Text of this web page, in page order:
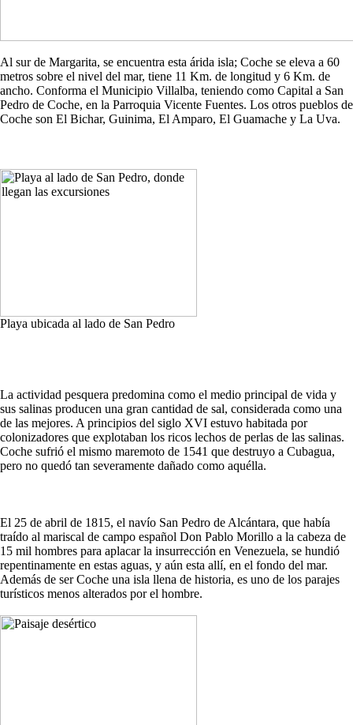
Al sur de Margarita, se encuentra esta árida isla; Coche se eleva a 60
metros sobre el nivel del mar, tiene 11 Km. de longitud y 6 Km. de
ancho. Conforma el Municipio Villalba, teniendo como Capital a San
Pedro de Coche, en la Parroquia Vicente Fuentes. Los otros pueblos de
Coche son El Bichar, Guinima, El Amparo, El Guamache y La Uva.
Playa ubicada al lado de San Pedro
La actividad pesquera predomina como el medio principal de vida y
sus salinas producen una gran cantidad de sal, considerada como una
de las mejores. A principios del siglo XVI estuvo habitada por
colonizadores que explotaban los ricos lechos de perlas de las salinas.
Coche sufrió el mismo maremoto de 1541 que destruyo a Cubagua,
pero no quedó tan severamente dañado como aquélla.
El 25 de abril de 1815, el navío San Pedro de Alcántara, que había
traído al mariscal de campo español Don Pablo Morillo a la cabeza de
15 mil hombres para aplacar la insurrección en Venezuela, se hundió
repentinamente en estas aguas, y aún esta allí, en el fondo del mar.
Además de ser Coche una isla llena de historia, es uno de los parajes
turísticos menos alterados por el hombre.